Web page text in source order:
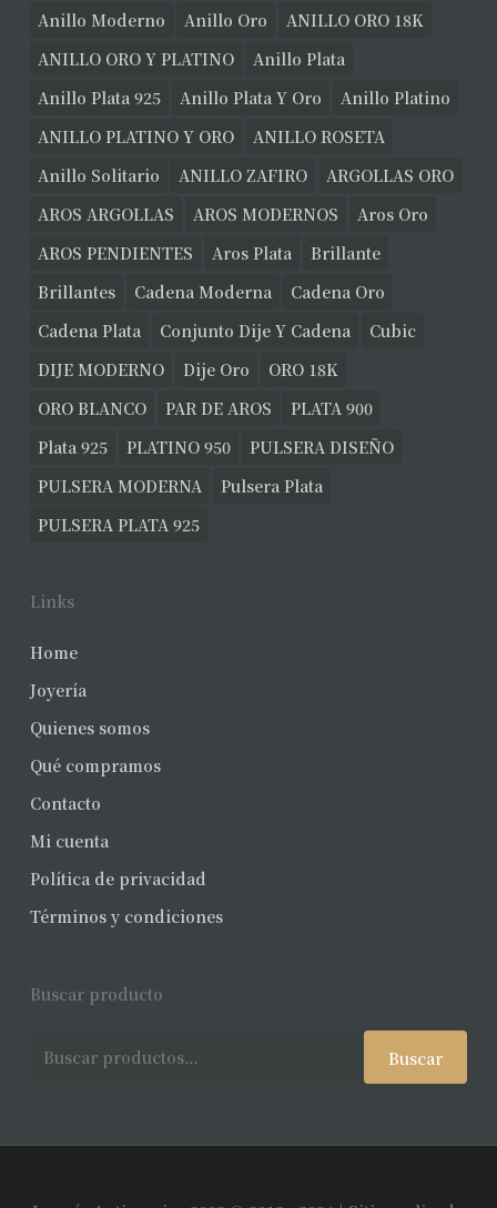
Anillo Moderno
Anillo Oro
ANILLO ORO 18K
ANILLO ORO Y PLATINO
Anillo Plata
Anillo Plata 925
Anillo Plata Y Oro
Anillo Platino
ANILLO PLATINO Y ORO
ANILLO ROSETA
Anillo Solitario
ANILLO ZAFIRO
ARGOLLAS ORO
AROS ARGOLLAS
AROS MODERNOS
Aros Oro
AROS PENDIENTES
Aros Plata
Brillante
Brillantes
Cadena Moderna
Cadena Oro
Cadena Plata
Conjunto Dije Y Cadena
Cubic
DIJE MODERNO
Dije Oro
ORO 18K
ORO BLANCO
PAR DE AROS
PLATA 900
Plata 925
PLATINO 950
PULSERA DISEÑO
PULSERA MODERNA
Pulsera Plata
PULSERA PLATA 925
Links
Home
Joyería
Quienes somos
Qué compramos
Contacto
Mi cuenta
Política de privacidad
Términos y condiciones
Buscar producto
Buscar